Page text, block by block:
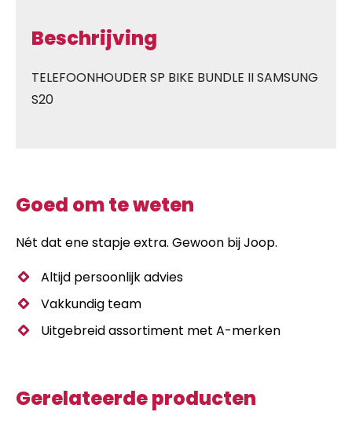
Beschrijving
TELEFOONHOUDER SP BIKE BUNDLE II SAMSUNG
S20
Goed om te weten
Nét dat ene stapje extra. Gewoon bij Joop.
Altijd persoonlijk advies
Vakkundig team
Uitgebreid assortiment met A-merken
Gerelateerde producten